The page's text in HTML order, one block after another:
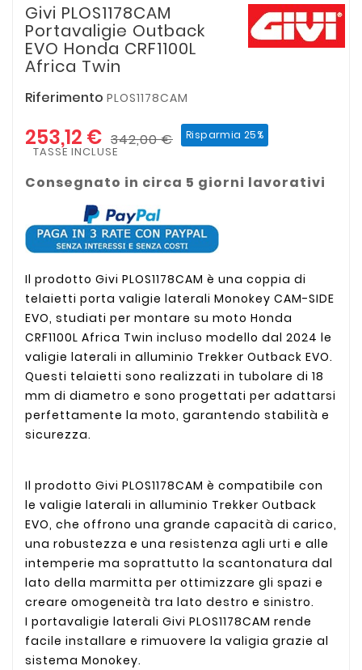
Givi PLOS1178CAM
Portavaligie Outback
EVO Honda CRF1100L
Africa Twin
Riferimento PLOS1178CAM
253,12 € 342,00 € Risparmia 25%
TASSE INCLUSE
Consegnato in circa 5 giorni lavorativi
Il prodotto Givi PLOS1178CAM è una coppia di
telaietti porta valigie laterali Monokey CAM-SIDE
EVO, studiati per montare su moto Honda
CRF1100L Africa Twin incluso modello dal 2024 le
valigie laterali in alluminio Trekker Outback EVO.
Questi telaietti sono realizzati in tubolare di 18
mm di diametro e sono progettati per adattarsi
perfettamente la moto, garantendo stabilità e
sicurezza.
Il prodotto Givi PLOS1178CAM è compatibile con
le valigie laterali in alluminio Trekker Outback
EVO, che offrono una grande capacità di carico,
una robustezza e una resistenza agli urti e alle
intemperie ma soprattutto la scantonatura dal
lato della marmitta per ottimizzare gli spazi e
creare omogeneità tra lato destro e sinistro.
I portavaligie laterali Givi PLOS1178CAM rende
facile installare e rimuovere la valigia grazie al
sistema Monokey.